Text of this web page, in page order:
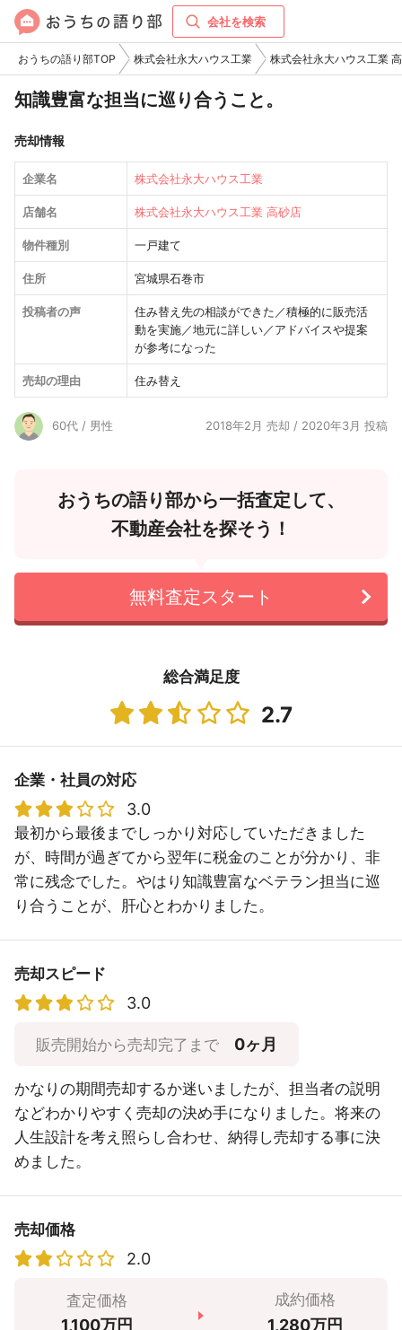
会社を検索
おうちの語り部TOP 株式会社永大ハウス工業 株式会社永大ハウス工業
知識豊富な担当に巡り合うこと。
売却情報
企業名 株式会社永大ハウス工業
店舗名 株式会社永大ハウス工業 高砂店
物件種別 一戸建て
住所 宮城県石巻市
投稿者の声
住み替え先の相談ができた／積極的に販売活
動を実施／地元に詳しい／アドバイスや提案
が参考になった
売却の理由 住み替え
60代 / 男性 2018年2月 売却 / 2020年3月 投稿
おうちの語り部から一括査定して、
不動産会社を探そう！
無料査定スタート
総合満足度
2.7
企業・社員の対応
3.0
最初から最後までしっかり対応していただきました
が、時間が過ぎてから翌年に税金のことが分かり、非
常に残念でした。やはり知識豊富なベテラン担当に巡
り合うことが、肝心とわかりました。
売却スピード
3.0
販売開始から売却完了まで 0ヶ月
かなりの期間売却するか迷いましたが、担当者の説明
などわかりやすく売却の決め手になりました。将来の
人生設計を考え照らし合わせ、納得し売却する事に決
めました。
売却価格
2.0
査定価格
1,100万円
成約価格
1,280万円